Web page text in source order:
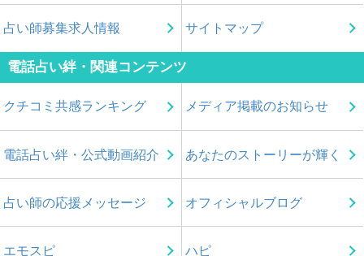
占い師募集求人情報 サイトマップ
電話占い絆・関連コンテンツ
クチコミ共感ランキング メディア掲載のお知らせ
電話占い絆・公式動画紹介 あなたのストーリーが輝く
占い師の応援メッセージ オフィシャルブログ
エモスピ ハピ